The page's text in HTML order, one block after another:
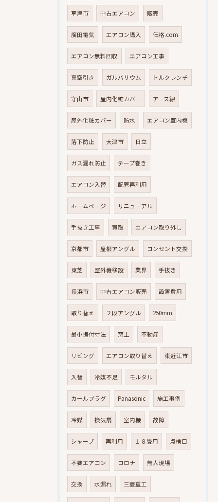
草津市 中古エアコン 販売
廣田電気 エアコン購入 価格.com
エアコン無料回収 エアコン工事
真空引き ガルバリウム トルクレンチ
守山市 屋内化粧カバー アース線
屋外化粧カバー 防水 エアコン室内機
落下防止 大津市 日立
ガス漏れ防止 テープ巻き
エアコン入替 配管再利用
ホームページ リニューアル
手抜き工事 買取 エアコン取り外し
京都市 屋根アングル コンセント交換
東芝 室外機移設 業界 手抜き
長浜市 中古エアコン販売 設置費用
取り替え ２段アングル 250mm
最小据付寸法 窓上 不動産
リビング エアコン取り替え 東近江市
入替 冷媒不足 モルタル
カールプラグ Panasonic 施工事例
冷媒 換気扇 室内機 故障
シャープ 再利用 １８畳用 点検口
不要エアコン コロナ 無人現場
交換 水漏れ 三菱重工